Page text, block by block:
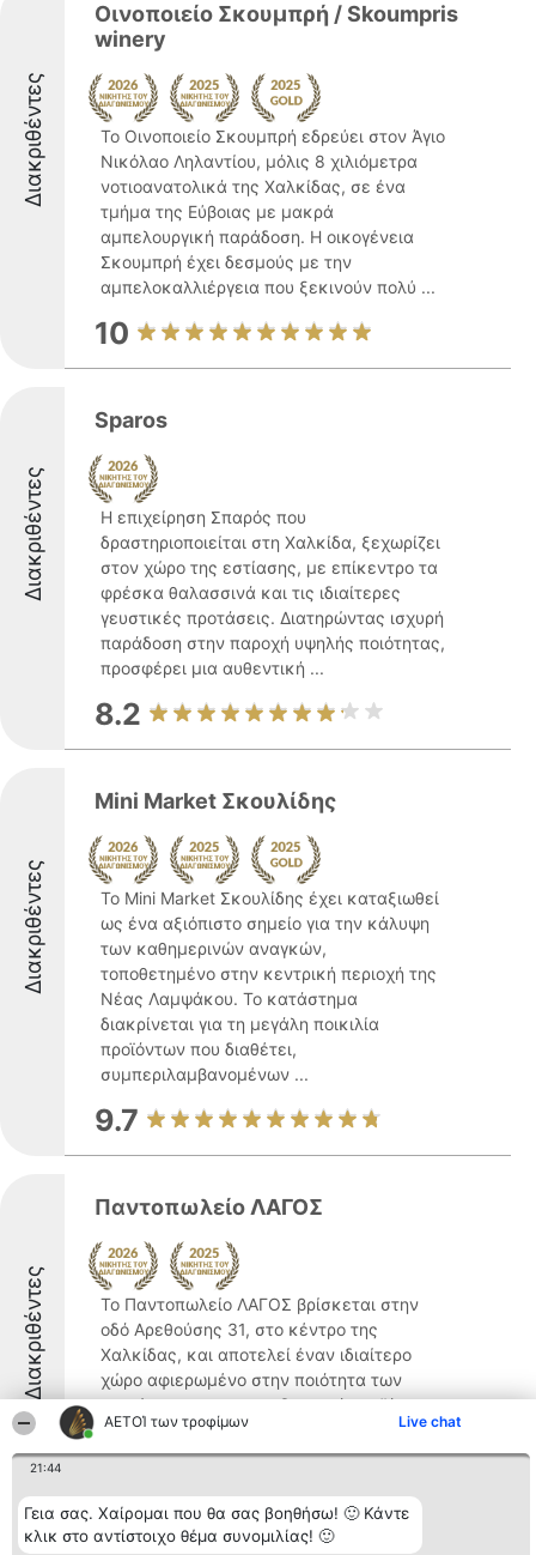
ΑΕΤΟΊ των τροφίμων Live chat
21:44
Γεια σας. Χαίρομαι που θα σας βοηθήσω! 🙂 Κάντε
κλικ στο αντίστοιχο θέμα συνομιλίας! 🙂
Διακριθέντες
Οινοποιείο Σκουμπρή / Skoumpris
winery
Το Οινοποιείο Σκουμπρή εδρεύει στον Άγιο
Νικόλαο Ληλαντίου, μόλις 8 χιλιόμετρα
νοτιοανατολικά της Χαλκίδας, σε ένα
τμήμα της Εύβοιας με μακρά
αμπελουργική παράδοση. Η οικογένεια
Σκουμπρή έχει δεσμούς με την
αμπελοκαλλιέργεια που ξεκινούν πολύ ...
10
Διακριθέντες
Sparos
Η επιχείρηση Σπαρός που
δραστηριοποιείται στη Χαλκίδα, ξεχωρίζει
στον χώρο της εστίασης, με επίκεντρο τα
φρέσκα θαλασσινά και τις ιδιαίτερες
γευστικές προτάσεις. Διατηρώντας ισχυρή
παράδοση στην παροχή υψηλής ποιότητας,
προσφέρει μια αυθεντική ...
8.2
Διακριθέντες
Mini Market Σκουλίδης
Το Mini Market Σκουλίδης έχει καταξιωθεί
ως ένα αξιόπιστο σημείο για την κάλυψη
των καθημερινών αναγκών,
τοποθετημένο στην κεντρική περιοχή της
Νέας Λαμψάκου. Το κατάστημα
διακρίνεται για τη μεγάλη ποικιλία
προϊόντων που διαθέτει,
συμπεριλαμβανομένων ...
9.7
Διακριθέντες
Παντοπωλείο ΛΑΓΟΣ
Το Παντοπωλείο ΛΑΓΟΣ βρίσκεται στην
οδό Αρεθούσης 31, στο κέντρο της
Χαλκίδας, και αποτελεί έναν ιδιαίτερο
χώρο αφιερωμένο στην ποιότητα των
τροφίμων και τα παραδοσιακά προϊόντα.
Η ποικιλία των προϊόντων του
καταστήματος περιλαμβάνει τόσο
8.7